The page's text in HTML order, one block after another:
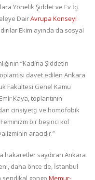
Yönelik Şiddet ve Ev İçi
DairAvrupa Konseyi
Ekim ayında da sosyal
“Kadına Şiddetin
davet edilen Ankara
Fakültesi Genel Kamu
Kaya, toplantının
cinsiyetçi ve homofobik
bir beşinci kol
aracıdır.”
hakaretler saydıran Ankara
daha önce de, İstanbul
sendikal gongo Memur-